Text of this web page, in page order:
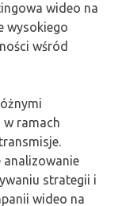
wideo na
wysokiego
wśród
ramach
analizowanie
strategii i
wideo na